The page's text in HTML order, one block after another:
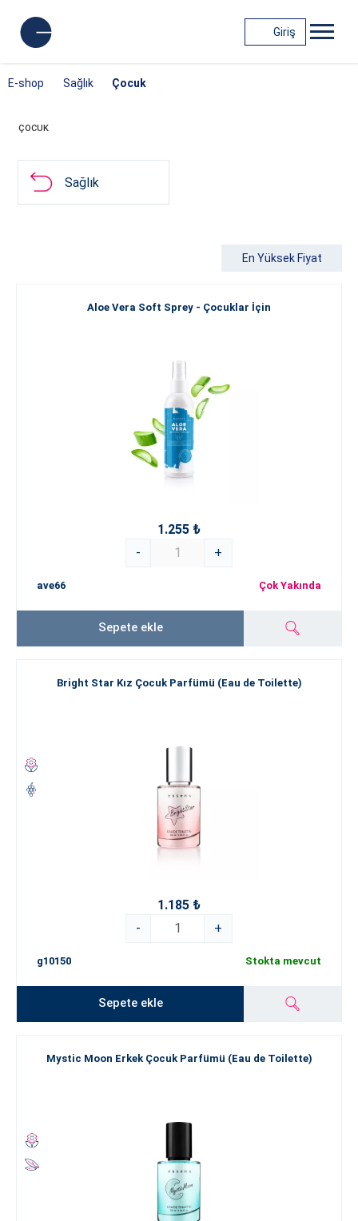
Giriş
E-shop Sağlık Çocuk
ÇOCUK
Sağlık
En Yüksek Fiyat
Aloe Vera Soft Sprey - Çocuklar İçin
1.255 ₺
-
+
ave66 Çok Yakında
Sepete ekle
Bright Star Kız Çocuk Parfümü (Eau de Toilette)
1.185 ₺
-
+
g10150 Stokta mevcut
Sepete ekle
Mystic Moon Erkek Çocuk Parfümü (Eau de Toilette)